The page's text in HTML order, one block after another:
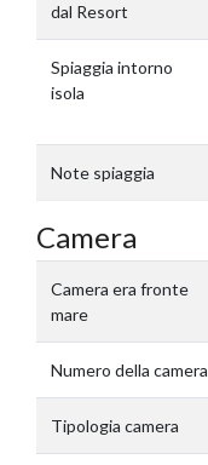
dal Resort
Spiaggia intorno
isola
Note spiaggia
Camera
Camera era fronte
mare
Numero della camera
Tipologia camera